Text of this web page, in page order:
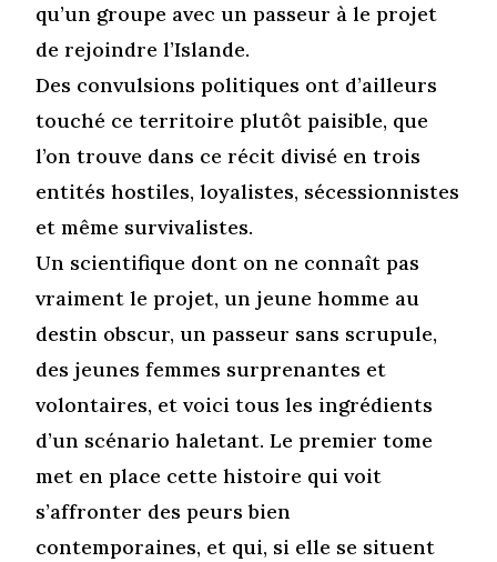
qu’un groupe avec un passeur à le projet
de rejoindre l’Islande.
Des convulsions politiques ont d’ailleurs
touché ce territoire plutôt paisible, que
l’on trouve dans ce récit divisé en trois
entités hostiles, loyalistes, sécessionnistes
et même survivalistes.
Un scientifique dont on ne connaît pas
vraiment le projet, un jeune homme au
destin obscur, un passeur sans scrupule,
des jeunes femmes surprenantes et
volontaires, et voici tous les ingrédients
d’un scénario haletant. Le premier tome
met en place cette histoire qui voit
s’affronter des peurs bien
contemporaines, et qui, si elle se situent